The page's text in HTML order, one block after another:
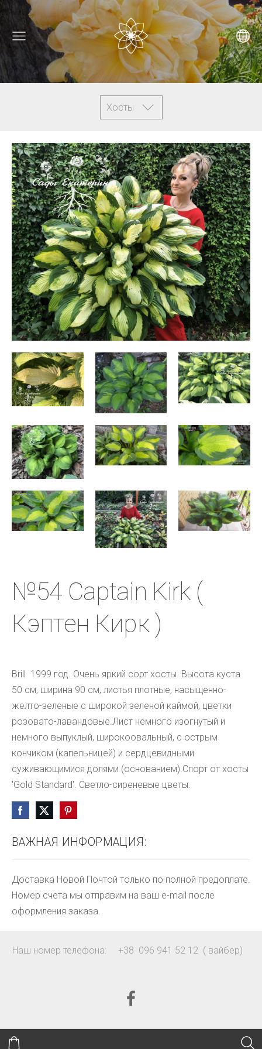
Хосты
ВАЖНАЯ ИНФОРМАЦИЯ:
Доставка Новой Почтой только по полной предоплате.
Номер счета мы отправим на ваш e-mail после
оформления заказа.
№54 Captain Kirk (
Кэптен Кирк )
Brill  1999 год. Очень яркий сорт хосты. Высота куста
50 см, ширина 90 см, листья плотные, насыщенно-
желто-зеленые с широкой зеленой каймой, цветки
розовато-лавандовые.Лист немного изогнутый и
немного выпуклый, широкоовальный, с острым
кончиком (капельницей) и сердцевидными
суживающимися долями (основанием).Спорт от хосты
'Gold Standard'. Светло-сиреневые цветы.
Наш номер телефона: +38 096 941 52 12 ( вайбер)